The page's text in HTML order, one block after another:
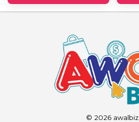
© 2026 awalbiz.